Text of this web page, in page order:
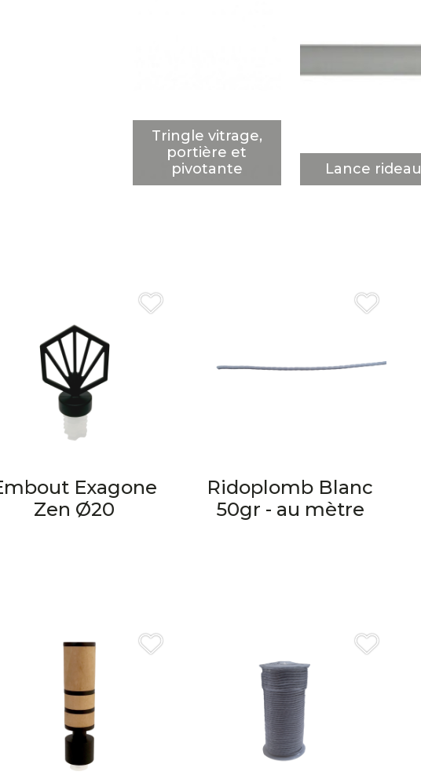
Tringle vitrage,
portière et
pivotante
DÉCOUVRIR
Lance rideau
Exagone
Zen Ø20
Ridoplomb Blanc
50gr - au mètre